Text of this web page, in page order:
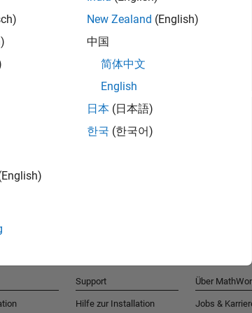
Talent Network beitreten
Erhalten Sie personalisierte Stellenangebote,
und Unternehmensneuigkeiten.
New Zealand (English)
中国
简体中文
English
日本 (日本語)
한국 (한국어)
Support
Hilfe zur Installation
Über
Jobs &